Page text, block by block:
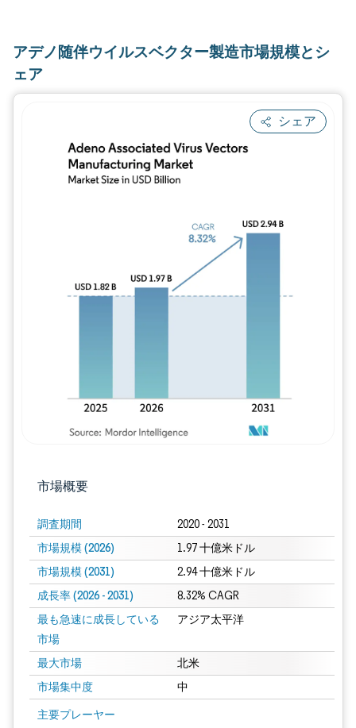
アデノ随伴ウイルスベクター製造市場規模とシ
ェア
シェア
市場概要
調査期間 2020 - 2031
市場規模 (2026) 1.97 十億米ドル
市場規模 (2031) 2.94 十億米ドル
成長率 (2026 - 2031) 8.32% CAGR
最も急速に成長している
市場
アジア太平洋
最大市場 北米
市場集中度 中
主要プレーヤー
画像 © Mordor Intelligence。再利用にはCC BY 4.0の表示が必要です。
画像 © Mordor Intelligence。再利用には